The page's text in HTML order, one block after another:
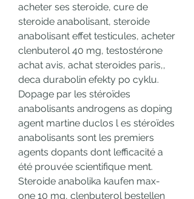
acheter ses steroide, cure de
steroide anabolisant, steroide
anabolisant effet testicules, acheter
clenbuterol 40 mg, testostérone
achat avis, achat steroides paris,,
deca durabolin efekty po cyklu.
Dopage par les stéroïdes
anabolisants androgens as doping
agent martine duclos l es stéroïdes
anabolisants sont les premiers
agents dopants dont lefficacité a
été prouvée scientifique ment.
Steroide anabolika kaufen max-
one 10 mg, clenbuterol bestellen